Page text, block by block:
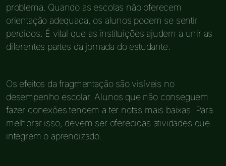
problema. Quando as escolas não oferecem
orientação adequada, os alunos podem se sentir
perdidos. É vital que as instituições ajudem a unir as
diferentes partes da jornada do estudante.
Os efeitos da fragmentação são visíveis no
desempenho escolar. Alunos que não conseguem
fazer conexões tendem a ter notas mais baixas. Para
melhorar isso, devem ser oferecidas atividades que
integrem o aprendizado.